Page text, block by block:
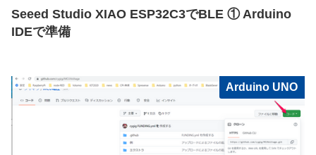
Seeed Studio XIAO ESP32C3でBLE ① Arduino
IDEで準備
Arduino UNO